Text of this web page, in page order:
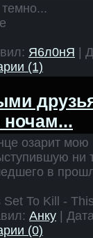
Я6л0нЯ |
(1)
озарит мою
ни
в
To Kill -
Анку |
(0)